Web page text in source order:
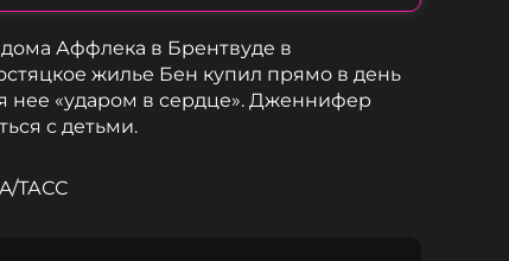
Аффлека в Брентвуде в
жилье Бен купил прямо в день
нее «ударом в сердце». Дженнифер
с детьми.
ТАСС